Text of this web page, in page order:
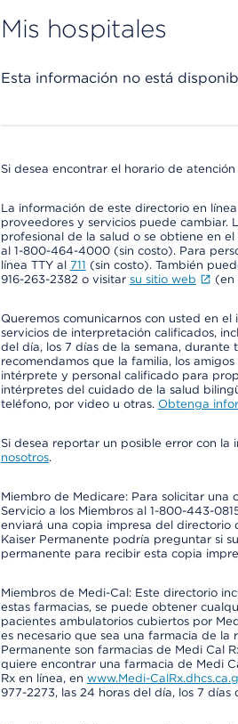
Mis hospitales
Esta información no está
Si desea encontrar el horario de
La información de este directorio en
proveedores y servicios puede cambiar.
profesional de la salud o se obtiene en
al 1-800-464-4000 (sin costo). Para
línea TTY al 711 (sin costo). También
916-263-2382 o visitar su sitio web (en
Queremos comunicarnos con usted en
servicios de interpretación calificados,
del día, los 7 días de la semana,
recomendamos que la familia, los
intérprete y personal calificado para
intérpretes del cuidado de la salud
teléfono, por video u otras. Obtenga
Si desea reportar un posible error con
nosotros.
Miembro de Medicare: Para solicitar
Servicio a los Miembros al 1-800-443-
enviará una copia impresa del directorio
Kaiser Permanente podría preguntar si
permanente para recibir esta copia
Miembros de Medi-Cal: Este directorio
estas farmacias, se puede obtener
pacientes ambulatorios cubiertos por
es necesario que sea una farmacia de
Permanente son farmacias de Medi Cal
quiere encontrar una farmacia de Medi
Rx en línea, en www.Medi-
977-2273, las 24 horas del día, los 7 días